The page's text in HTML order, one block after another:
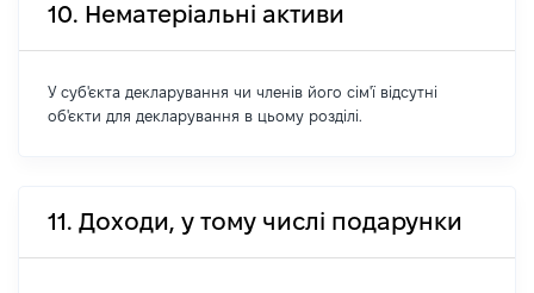
10. Нематеріальні активи
У суб'єкта декларування чи членів його сім'ї відсутні
об'єкти для декларування в цьому розділі.
11. Доходи, у тому числі подарунки